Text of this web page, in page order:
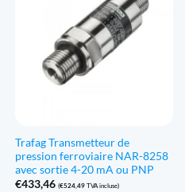
Trafag Transmetteur de
pression ferroviaire NAR-8258
avec sortie 4-20 mA ou PNP
€433,46 (€524,49TVA incluse)